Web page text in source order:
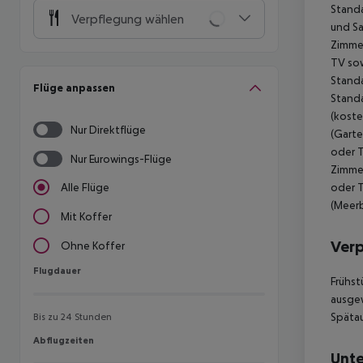
Verpflegung wählen
Flüge anpassen
Nur Direktflüge
Nur Eurowings-Flüge
Alle Flüge
Mit Koffer
Ohne Koffer
Flugdauer
Flugdauer
Bis zu 24 Stunden
Abflugzeiten
Abflugzeiten
und
TV
oder
oder